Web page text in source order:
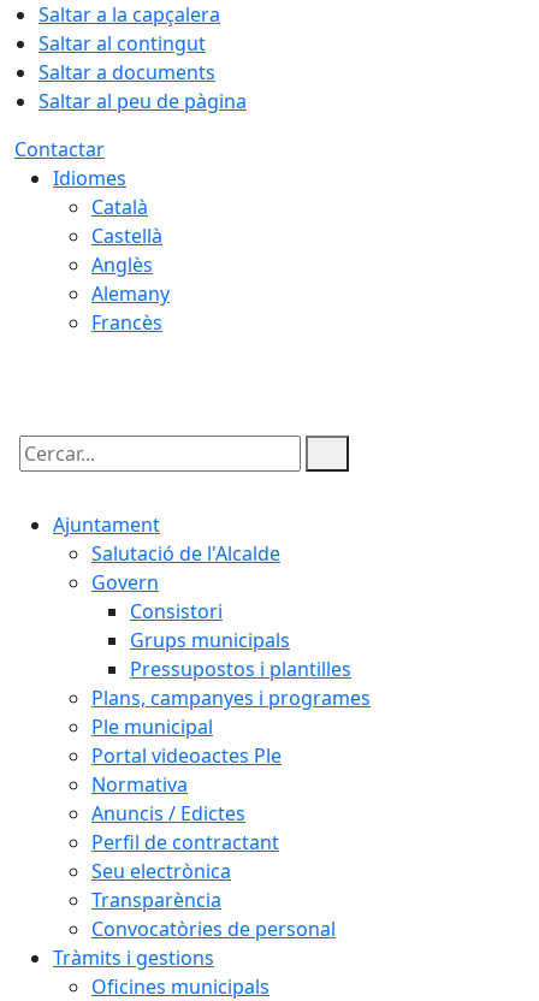
Saltar a la capçalera
Saltar al contingut
Saltar a documents
Saltar al peu de pàgina
Contactar
Idiomes
Català
Castellà
Anglès
Alemany
Francès
Cercar:
Ajuntament
Salutació de l'Alcalde
Govern
Consistori
Grups municipals
Pressupostos i plantilles
Plans, campanyes i programes
Ple municipal
Portal videoactes Ple
Normativa
Anuncis / Edictes
Perfil de contractant
Seu electrònica
Transparència
Convocatòries de personal
Tràmits i gestions
Oficines municipals